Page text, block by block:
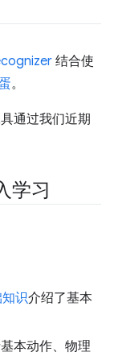
结合使
。
通过我们近期
学习
识介绍了基本
基本动作、物理